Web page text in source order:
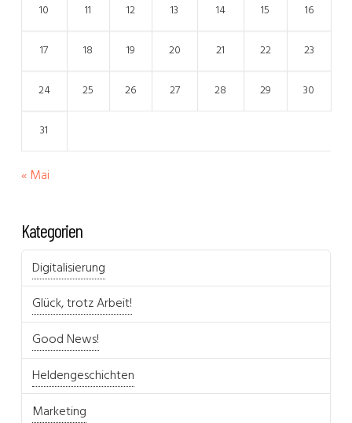
10 11 12 13 14 15 16
17 18 19 20 21 22 23
24 25 26 27 28 29 30
31
« Mai
Kategorien
Digitalisierung
Glück, trotz Arbeit!
Good News!
Heldengeschichten
Marketing